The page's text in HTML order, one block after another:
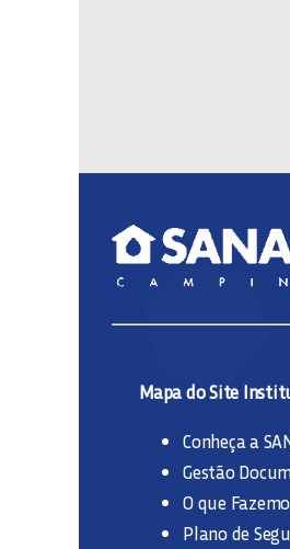
Mapa do Site
Conheça a
Gestão
O que
Plano de